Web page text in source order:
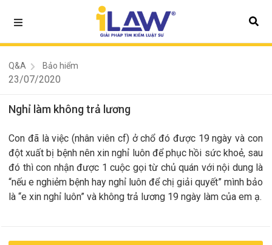
Q&A Bảo hiểm
23/07/2020
Nghỉ làm không trả lương
Con đã là việc (nhân viên cf) ở chổ đó được 19 ngày và con
đột xuất bị bệnh nên xin nghỉ luôn để phục hồi sức khoẻ, sau
đó thì con nhận được 1 cuộc gọi từ chủ quán với nội dung là
“nếu e nghiẻm bệnh hay nghỉ luôn để chị giải quyết” mình bảo
là “e xin nghỉ luôn” và không trả lương 19 ngày làm của em ạ.